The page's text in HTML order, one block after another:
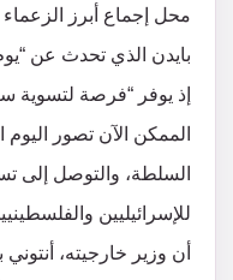
محل إجماع أبرز
بايدن الذي تحدث عن
إذ يوفر “فرصة لتسوية
الممكن الآن تصور
السلطة، والتوصل إلى
للإسرائيليين
أن وزير خارجيته،